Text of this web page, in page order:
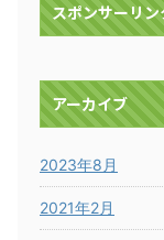
スポンサーリ
アーカイブ
2023年8月
2021年2月